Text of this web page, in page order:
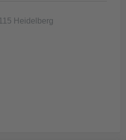
Heidelberg